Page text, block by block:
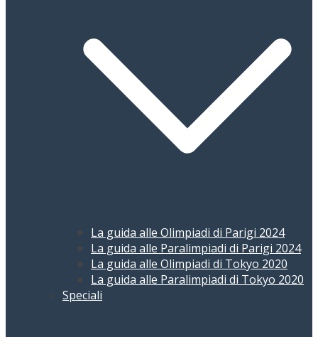
La guida alle Olimpiadi di Parigi 2024
La guida alle Paralimpiadi di Parigi 2024
La guida alle Olimpiadi di Tokyo 2020
La guida alle Paralimpiadi di Tokyo 2020
Speciali